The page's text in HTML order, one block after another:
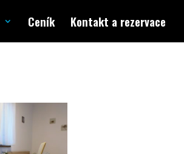
Ceník Kontakt a rezervace